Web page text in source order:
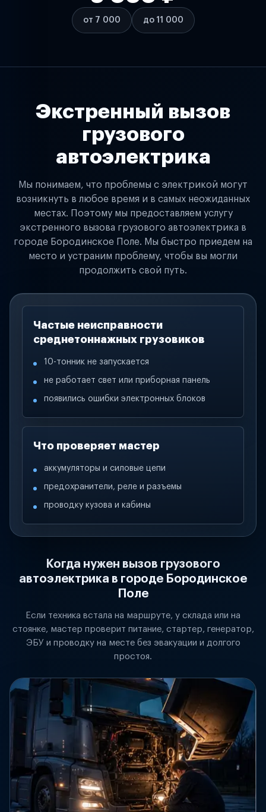
от 7 000 до 11 000
Экстренный вызов
грузового
автоэлектрика
Мы понимаем, что проблемы с электрикой могут
возникнуть в любое время и в самых неожиданных
местах. Поэтому мы предоставляем услугу
экстренного вызова грузового автоэлектрика в
городе Бородинское Поле. Мы быстро приедем на
место и устраним проблему, чтобы вы могли
продолжить свой путь.
Частые неисправности
среднетоннажных грузовиков
10-тонник не запускается
не работает свет или приборная панель
появились ошибки электронных блоков
Что проверяет мастер
аккумуляторы и силовые цепи
предохранители, реле и разъемы
проводку кузова и кабины
Когда нужен вызов грузового
автоэлектрика в городе Бородинское
Поле
Если техника встала на маршруте, у склада или на
стоянке, мастер проверит питание, стартер, генератор,
ЭБУ и проводку на месте без эвакуации и долгого
простоя.